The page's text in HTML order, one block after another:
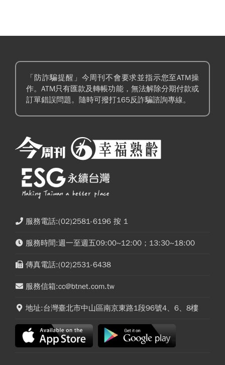
「防詐騙提醒」今周刊不會要求並指示您至ATM操
作。ATM只有匯款及轉帳功能，無法解除分期付款或
訂單錯誤問題。隨時可撥打165反詐騙諮詢專線。
服務電話:(02)2581-6196 按 1
服務時間:週一至週五09:00~12:00；13:30~18:00
傳真電話:(02)2531-6438
服務信箱:cc@btnet.com.tw
地址:台灣臺北市中山區南京東路1段96號4、6、8樓